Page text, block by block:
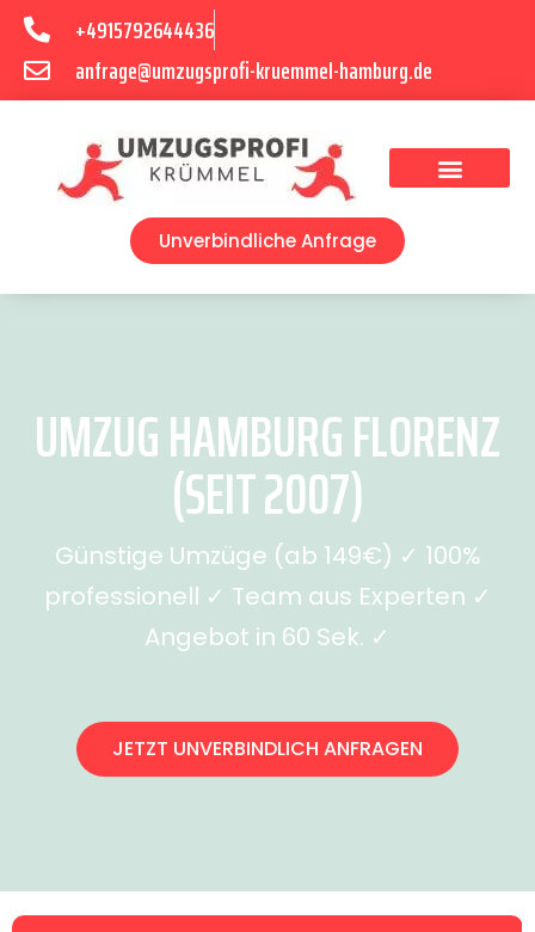
+4915792644436
anfrage@umzugsprofi-kruemmel-hamburg.de
Unverbindliche Anfrage
UMZUG HAMBURG FLORENZ
(SEIT 2007)
Günstige Umzüge (ab 149€) ✓ 100%
professionell ✓ Team aus Experten ✓
Angebot in 60 Sek. ✓
JETZT UNVERBINDLICH ANFRAGEN